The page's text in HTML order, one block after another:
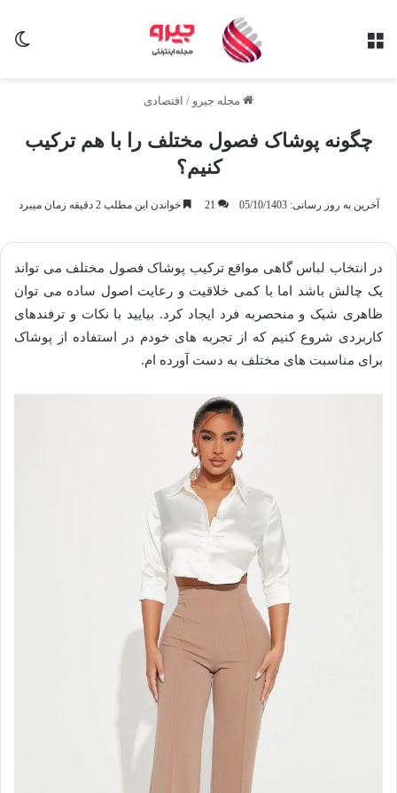
مجله جیرو / اقتصادی
چگونه پوشاک فصول مختلف را با هم ترکیب
کنیم؟
آخرین به روز رسانی: 05/10/1403 21 خواندن این مطلب 2 دقیقه زمان میبرد
در انتخاب لباس گاهی مواقع ترکیب پوشاک فصول مختلف می تواند
یک چالش باشد اما با کمی خلاقیت و رعایت اصول ساده می توان
ظاهری شیک و منحصربه فرد ایجاد کرد. بیایید با نکات و ترفندهای
کاربردی شروع کنیم که از تجربه های خودم در استفاده از پوشاک
برای مناسبت های مختلف به دست آورده ام.